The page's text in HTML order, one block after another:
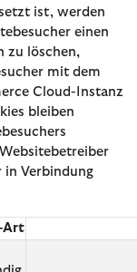
ist, werden
einen
zu löschen,
mit dem
Cloud-Instanz
bleiben
in Verbindung
Art